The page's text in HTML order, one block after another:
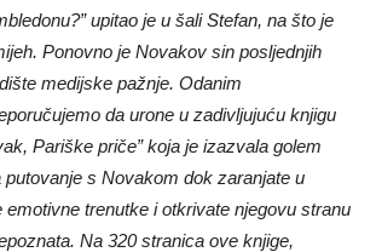
upitao je u šali Stefan, na što je
Ponovno je Novakov sin posljednjih
medijske pažnje. Odanim
da urone u zadivljujuću knjigu
Pariške priče” koja je izazvala golem
putovanje s Novakom dok zaranjate u
emotivne trenutke i otkrivate njegovu stranu
Na 320 stranica ove knjige,